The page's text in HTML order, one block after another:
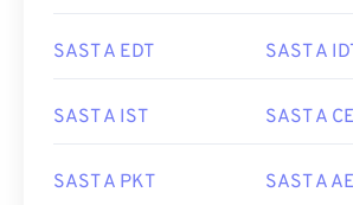
SAST A EDT SAST A
SAST A IST SAST A
SAST A PKT SAST A